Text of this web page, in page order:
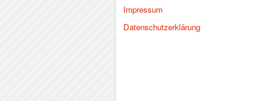
Impressum
Datenschutzerklärung